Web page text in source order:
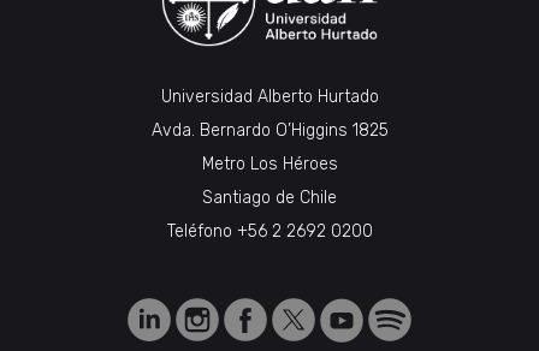
Universidad Alberto Hurtado
Avda. Bernardo O’Higgins 1825
Metro Los Héroes
Santiago de Chile
Teléfono +56 2 2692 0200